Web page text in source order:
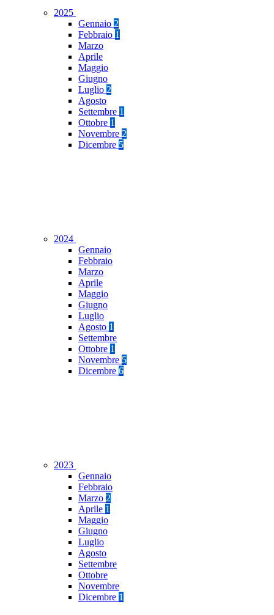
2025
Gennaio 2
Febbraio 1
Marzo
Aprile
Maggio
Giugno
Luglio 2
Agosto
Settembre 1
Ottobre 1
Novembre 2
Dicembre 5
2024
Gennaio
Febbraio
Marzo
Aprile
Maggio
Giugno
Luglio
Agosto 1
Settembre
Ottobre 1
Novembre 5
Dicembre 6
2023
Gennaio
Febbraio
Marzo 2
Aprile 1
Maggio
Giugno
Luglio
Agosto
Settembre
Ottobre
Novembre
Dicembre 1